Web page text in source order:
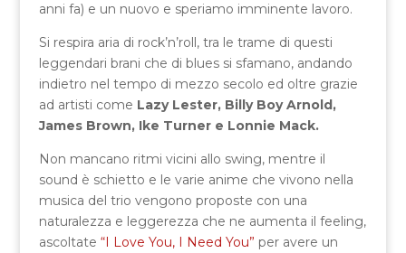
anni fa) e un nuovo e speriamo imminente lavoro.
Si respira aria di rock’n’roll, tra le trame di questi
leggendari brani che di blues si sfamano, andando
indietro nel tempo di mezzo secolo ed oltre grazie
ad artisti come Lazy Lester, Billy Boy Arnold,
James Brown, Ike Turner e Lonnie Mack.
Non mancano ritmi vicini allo swing, mentre il
sound è schietto e le varie anime che vivono nella
musica del trio vengono proposte con una
naturalezza e leggerezza che ne aumenta il feeling,
ascoltate “I Love You, I Need You” per avere un